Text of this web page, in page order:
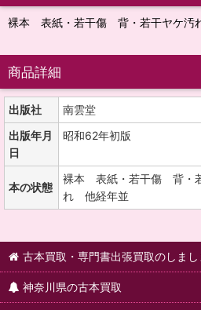
裸本 表紙・若干傷 背・若干ヤケ
商品詳細
出版社
南雲堂
出版年月
日
昭和62年初版
本の状態
裸本 表紙・若干傷 背・
れ 他経年並
古本買取・専門書出張買取のしま
神奈川県の古本買取